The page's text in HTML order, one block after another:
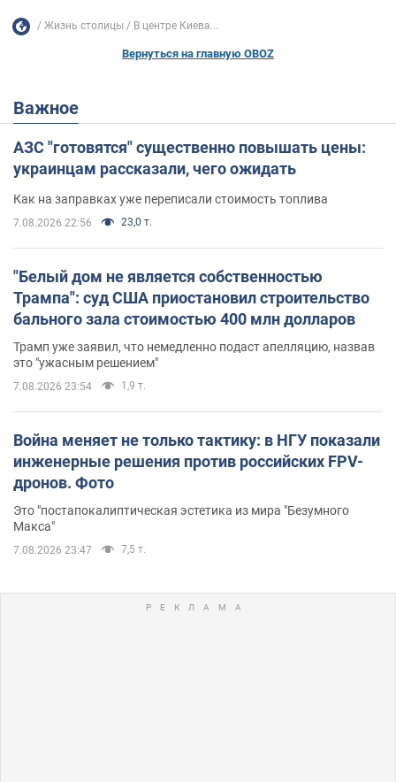
Жизнь столицы В центре Киева...
Вернуться на главную OBOZ
Важное
АЗС "готовятся" существенно повышать цены:
украинцам рассказали, чего ожидать
Как на заправках уже переписали стоимость топлива
7.08.2026 22:56 23,0 т.
"Белый дом не является собственностью
Трампа": суд США приостановил строительство
бального зала стоимостью 400 млн долларов
Трамп уже заявил, что немедленно подаст апелляцию, назвав
это "ужасным решением"
7.08.2026 23:54 1,9 т.
Война меняет не только тактику: в НГУ показали
инженерные решения против российских FPV-
дронов. Фото
Это "постапокалиптическая эстетика из мира "Безумного
Макса"
7.08.2026 23:47 7,5 т.